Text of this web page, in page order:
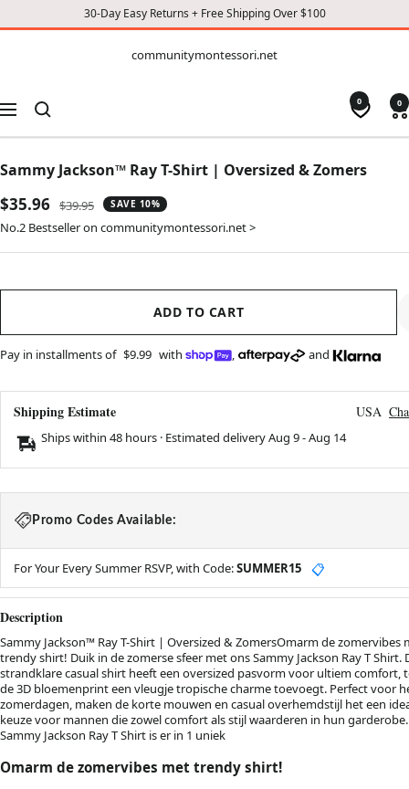
30-Day Easy Returns + Free Shipping Over $100
CONTENT
communitymontessori.net
Navigation
0 0
Sammy Jackson™ Ray T-Shirt | Oversized & Zomers
Sale
price
$35.96 Regular
price
$39.95 SAVE 10%
No.2 Bestseller on communitymontessori.net >
ADD TO CART
Pay in installments of $9.99 with , and
Shipping Estimate USA
Ships within 48 hours · Estimated deliveryAug 9-Aug 14
Promo Codes Available:
For Your Every Summer RSVP, with Code:SUMMER15 📋
Description
Sammy Jackson™ Ray T-Shirt | Oversized & ZomersOmarm de zomervibes
trendy shirt! Duik in de zomerse sfeer met ons Sammy Jackson Ray T Shirt.
strandklare casual shirt heeft een oversized pasvorm voor ultiem comfort,
de 3D bloemenprint een vleugje tropische charme toevoegt. Perfect voor
zomerdagen, maken de korte mouwen en casual overhemdstijl het een
keuze voor mannen die zowel comfort als stijl waarderen in hun
Sammy Jackson Ray T Shirt is er in 1 uniek
Omarm de zomervibes met trendy shirt!